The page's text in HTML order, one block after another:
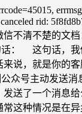
rid:
信不清不楚的文
话： 这句话，我
来说，就是你的
众号主动发送消
送了一个消息
这种情况是在